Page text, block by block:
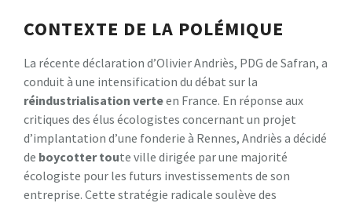
CONTEXTE DE LA POLÉMIQUE
La récente déclaration d’Olivier Andriès, PDG de Safran, a
conduit à une intensification du débat sur la
réindustrialisation verteen France. En réponse aux
critiques des élus écologistes concernant un projet
d’implantation d’une fonderie à Rennes, Andriès a décidé
de boycotter toute ville dirigée par une majorité
écologiste pour les futurs investissements de son
entreprise. Cette stratégie radicale soulève des